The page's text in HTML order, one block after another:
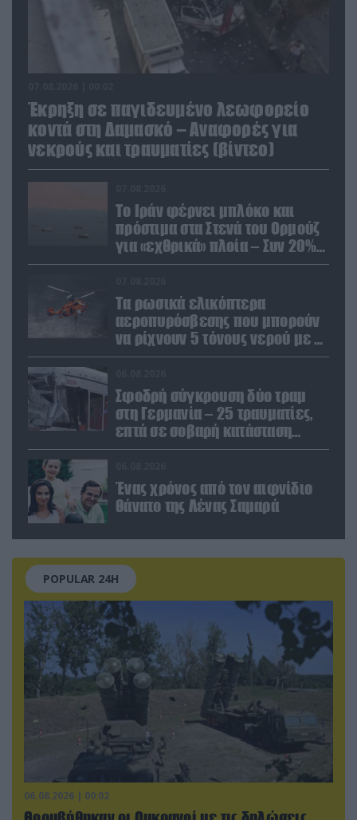
Έκρηξη σε παγιδευμένο λεωφορείο
κοντά στη Δαμασκό – Αναφορές για
νεκρούς και τραυματίες (βίντεο)
Το Ιράν φέρνει μπλόκο και
πρόστιμα στα Στενά του Ορμούζ
για «εχθρικά» πλοία – Συν 20%
στα φορτία
Τα ρωσικά ελικόπτερα
αεροπυρόσβεσης που μπορούν
να ρίχνουν 5 τόνους νερού με 8
μποφόρ
Σφοδρή σύγκρουση δύο τραμ
στη Γερμανία – 25 τραυματίες,
επτά σε σοβαρή κατάσταση
(βίντεο)
Ένας χρόνος από τον αιφνίδιο
θάνατο της Λένας Σαμαρά
POPULAR 24H
06.08.2026 | 00:02